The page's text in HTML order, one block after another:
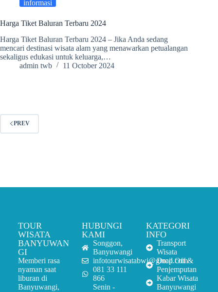
informasi
Harga Tiket Baluran Terbaru 2024
Harga Tiket Baluran Terbaru 2024 – Jika Anda sedang
mencari destinasi wisata alam yang menawarkan petualangan
sekaligus edukasi untuk keluarga,…
admin twb
11 October 2024
PREV
TOUR
WISATA
BANYUWAN
GI
Memberi rasa
nyaman saat
liburan di
Banyuwangi,
HUBUNGI
KAMI
Songgon,
Banyuwangi
infotourwisatabwi@gmail.com
081 33 111
866
Senin -
KATEGORI
INFO
Transport
Wisata
Drop Off &
Penjemputan
Kabar Wisata
Banyuwangi